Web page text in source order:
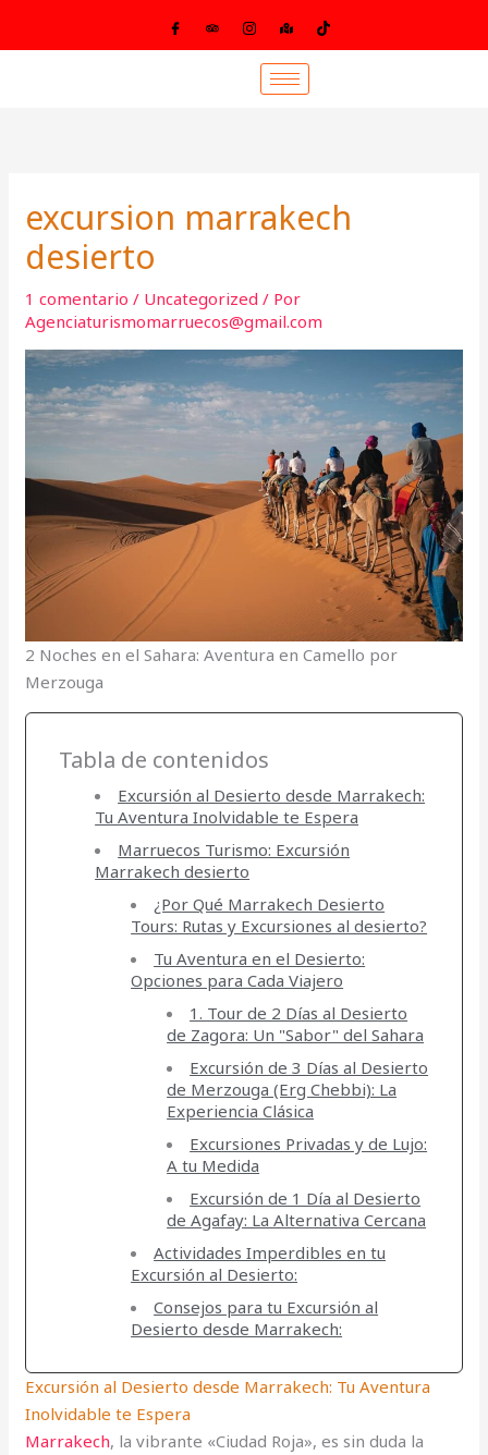
excursion marrakech
desierto
1 comentario / Uncategorized / Por
Agenciaturismomarruecos@gmail.com
2 Noches en el Sahara: Aventura en Camello por
Merzouga
Tabla de contenidos
Excursión al Desierto desde Marrakech:
Tu Aventura Inolvidable te Espera
Marruecos Turismo: Excursión
Marrakech desierto
¿Por Qué Marrakech Desierto
Tours: Rutas y Excursiones al desierto?
Tu Aventura en el Desierto:
Opciones para Cada Viajero
1. Tour de 2 Días al Desierto
de Zagora: Un "Sabor" del Sahara
Excursión de 3 Días al Desierto
de Merzouga (Erg Chebbi): La
Experiencia Clásica
Excursiones Privadas y de Lujo:
A tu Medida
Excursión de 1 Día al Desierto
de Agafay: La Alternativa Cercana
Actividades Imperdibles en tu
Excursión al Desierto:
Consejos para tu Excursión al
Desierto desde Marrakech:
Excursión al Desierto desde Marrakech: Tu Aventura
Inolvidable te Espera
Marrakech, la vibrante «Ciudad Roja», es sin duda la